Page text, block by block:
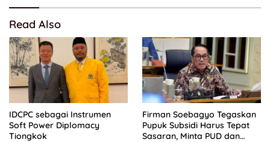
Read Also
IDCPC sebagai Instrumen
Soft Power Diplomacy
Tiongkok
Firman Soebagyo Tegaskan
Pupuk Subsidi Harus Tepat
Sasaran, Minta PUD dan